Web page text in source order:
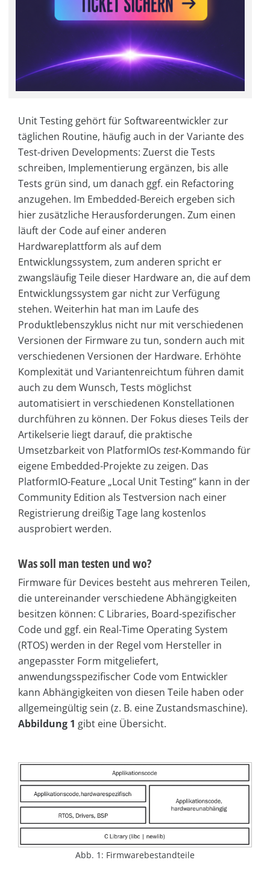
Unit Testing gehört für Softwareentwickler zur
täglichen Routine, häufig auch in der Variante des
Test-driven Developments: Zuerst die Tests
schreiben, Implementierung ergänzen, bis alle
Tests grün sind, um danach ggf. ein Refactoring
anzugehen. Im Embedded-Bereich ergeben sich
hier zusätzliche Herausforderungen. Zum einen
läuft der Code auf einer anderen
Hardwareplattform als auf dem
Entwicklungssystem, zum anderen spricht er
zwangsläufig Teile dieser Hardware an, die auf dem
Entwicklungssystem gar nicht zur Verfügung
stehen. Weiterhin hat man im Laufe des
Produktlebenszyklus nicht nur mit verschiedenen
Versionen der Firmware zu tun, sondern auch mit
verschiedenen Versionen der Hardware. Erhöhte
Komplexität und Variantenreichtum führen damit
auch zu dem Wunsch, Tests möglichst
automatisiert in verschiedenen Konstellationen
durchführen zu können. Der Fokus dieses Teils der
Artikelserie liegt darauf, die praktische
Umsetzbarkeit von PlatformIOs test-Kommando für
eigene Embedded-Projekte zu zeigen. Das
PlatformIO-Feature „Local Unit Testing“ kann in der
Community Edition als Testversion nach einer
Registrierung dreißig Tage lang kostenlos
ausprobiert werden.
Was soll man testen und wo?
Firmware für Devices besteht aus mehreren Teilen,
die untereinander verschiedene Abhängigkeiten
besitzen können: C Libraries, Board-spezifischer
Code und ggf. ein Real-Time Operating System
(RTOS) werden in der Regel vom Hersteller in
angepasster Form mitgeliefert,
anwendungsspezifischer Code vom Entwickler
kann Abhängigkeiten von diesen Teile haben oder
allgemeingültig sein (z. B. eine Zustandsmaschine).
Abbildung 1 gibt eine Übersicht.
Abb. 1: Firmwarebestandteile